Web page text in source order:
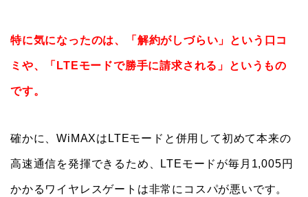
特に気になったのは、「解約がしづらい」という口コ
ミや、「LTEモードで勝手に請求される」というもの
です。
確かに、WiMAXはLTEモードと併用して初めて本来の
高速通信を発揮できるため、LTEモードが毎月1,005円
かかるワイヤレスゲートは非常にコスパが悪いです。